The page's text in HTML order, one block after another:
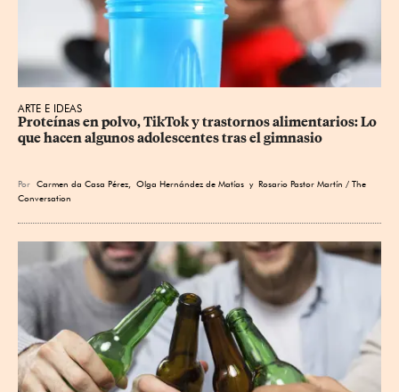
ARTE E IDEAS
Proteínas en polvo, TikTok y trastornos alimentarios: Lo
que hacen algunos adolescentes tras el gimnasio
Por Carmen da Casa Pérez Olga Hernández de Matías y Rosario Pastor Martín / The
Conversation